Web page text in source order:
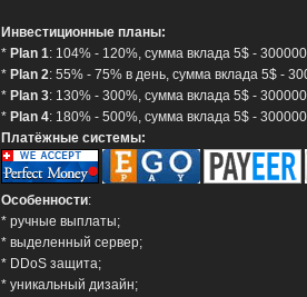
Инвестиционные планы:
* Plan 1: 104% - 120%, сумма вклада 5$ -
* Plan 2: 55% - 75% в день, сумма вклада 5$ -
* Plan 3: 130% - 300%, сумма вклада 5$ -
* Plan 4: 180% - 500%, сумма вклада 5$ -
Платёжные системы:
Особенности:
* ручные выплаты;
* выделенный сервер;
* DDoS защита;
* уникальный дизайн;